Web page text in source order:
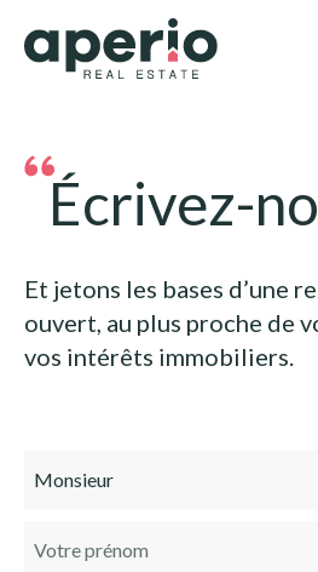
Écrivez-
Et jetons les bases d’une
ouvert, au plus proche de
vos intérêts immobiliers.